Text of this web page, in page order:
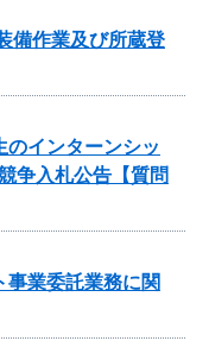
備作業及び所蔵登
のインターンシッ
争入札公告【質問
事業委託業務に関